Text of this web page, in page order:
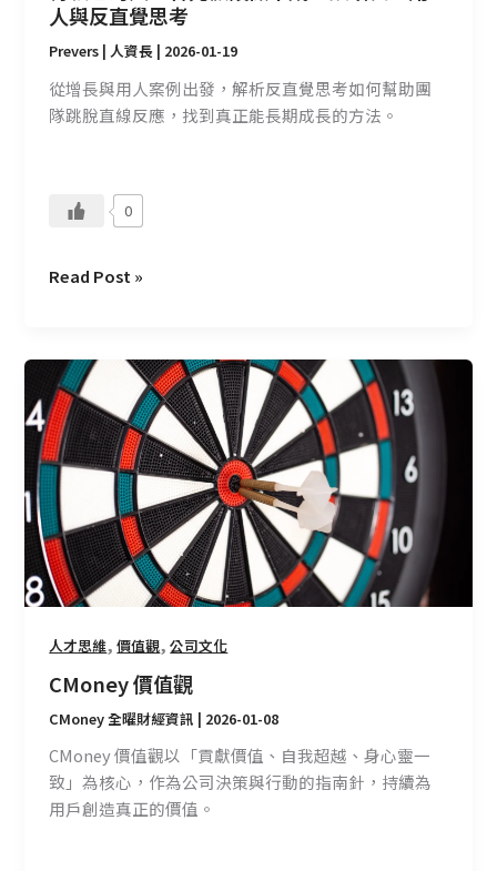
人與反直覺思考
Prevers | 人資長 | 2026-01-19
從增長與用人案例出發，解析反直覺思考如何幫助團
隊跳脫直線反應，找到真正能長期成長的方法。
0
用
人
與
反
Read Post »
人才思維,價值觀,公司文化
CMoney 價值觀
CMoney 全曜財經資訊 | 2026-01-08
CMoney 價值觀以「貢獻價值、自我超越、身心靈一
致」為核心，作為公司決策與行動的指南針，持續為
用戶創造真正的價值。
CMoney
價
值
觀